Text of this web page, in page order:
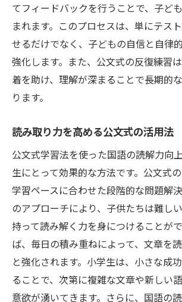
てフィードバックを行うことで、子ど
まれます。このプロセスは、単にテス
せるだけでなく、子どもの自信と自律
強化します。また、公文式の反復練習
着を助け、理解が深まることで長期的
ります。
読み取り力を高める公文式の活用法
公文式学習法を使った国語の読解力向
生にとって効果的な方法です。公文式
学習ペースに合わせた段階的な問題解
のアプローチにより、子供たちは難し
持って読み解く力を身につけることが
ば、毎日の積み重ねによって、文章を
と強化されます。小学生は、小さな成
ることで、次第に複雑な文章や新しい
意欲が湧いてきます。さらに、国語の